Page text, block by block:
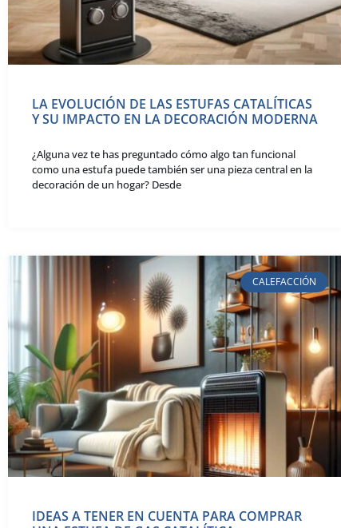
LA EVOLUCIÓN DE LAS ESTUFAS CATALÍTICAS
Y SU IMPACTO EN LA DECORACIÓN MODERNA
¿Alguna vez te has preguntado cómo algo tan funcional
como una estufa puede también ser una pieza central en la
decoración de un hogar? Desde
CALEFACCIÓN
IDEAS A TENER EN CUENTA PARA COMPRAR